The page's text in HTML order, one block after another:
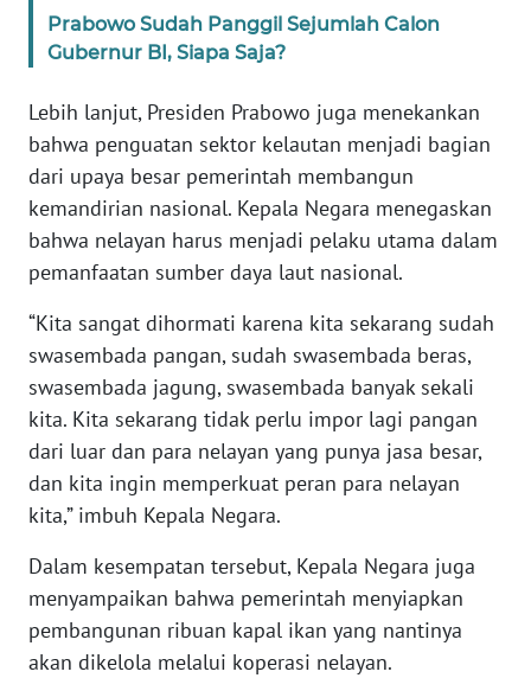
Prabowo Sudah Panggil Sejumlah Calon
Gubernur BI, Siapa Saja?
Lebih lanjut, Presiden Prabowo juga menekankan
bahwa penguatan sektor kelautan menjadi bagian
dari upaya besar pemerintah membangun
kemandirian nasional. Kepala Negara menegaskan
bahwa nelayan harus menjadi pelaku utama dalam
pemanfaatan sumber daya laut nasional.
“Kita sangat dihormati karena kita sekarang sudah
swasembada pangan, sudah swasembada beras,
swasembada jagung, swasembada banyak sekali
kita. Kita sekarang tidak perlu impor lagi pangan
dari luar dan para nelayan yang punya jasa besar,
dan kita ingin memperkuat peran para nelayan
kita,” imbuh Kepala Negara.
Dalam kesempatan tersebut, Kepala Negara juga
menyampaikan bahwa pemerintah menyiapkan
pembangunan ribuan kapal ikan yang nantinya
akan dikelola melalui koperasi nelayan.
Regional
SUMUT
JAKARTA
WN
JABAR
WN
BANTEN
WN
NTT
WN
WN
PAPUA